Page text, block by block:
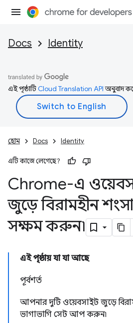
Docs Identity
এই পৃষ্ঠাটিCloud Translation APIঅনুবাদ
হোম Docs Identity
এটি কাজে লেগেছে?
Chrome-এ
জুড়ে বিরামহীন
সক্ষম করুন৷
এই পৃষ্ঠায় যা যা আছে
পূর্বশর্ত
আপনার দুটি ওয়েবসাইট জুড়ে
ভাগাভাগি সেট আপ করুন৷